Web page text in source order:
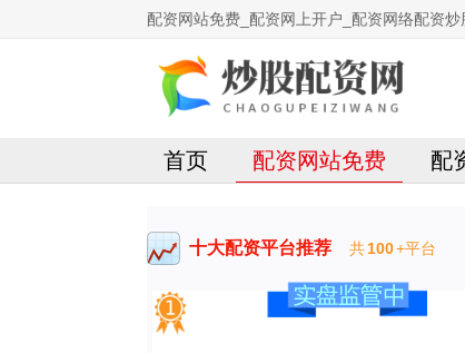
配资网站免费_配资网上开户_配资网络配资炒
首页 配资网站免费 配
十大配资平台推荐 共100+平台